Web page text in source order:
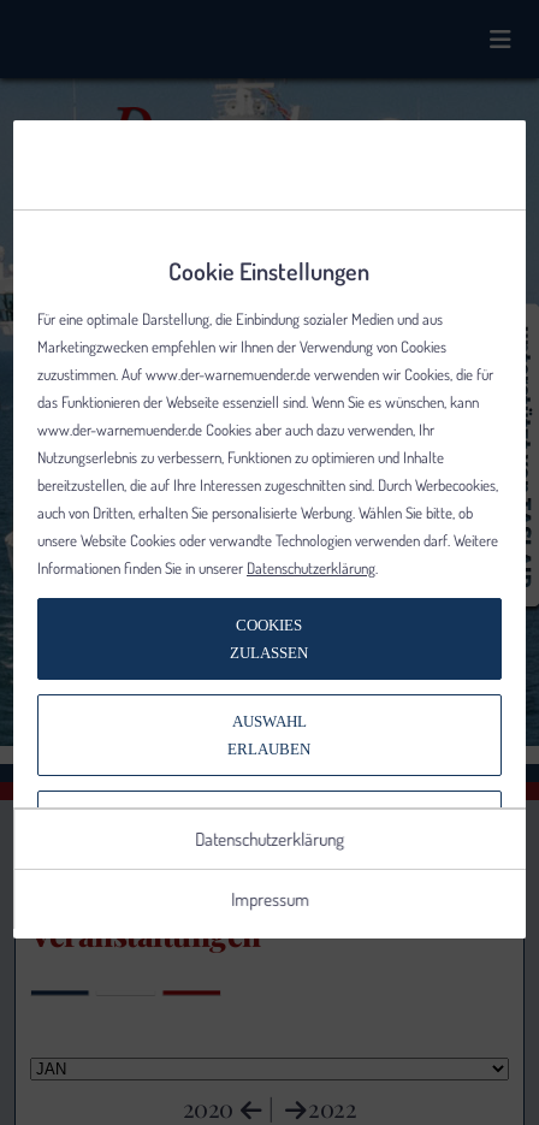
Veranstaltungen
2020 | 2022
Cookie Einstellungen
Für eine optimale Darstellung, die Einbindung sozialer Medien und aus
Marketingzwecken empfehlen wir Ihnen der Verwendung von Cookies
zuzustimmen. Auf www.der-warnemuender.de verwenden wir Cookies, die für
das Funktionieren der Webseite essenziell sind. Wenn Sie es wünschen, kann
www.der-warnemuender.de Cookies aber auch dazu verwenden, Ihr
Nutzungserlebnis zu verbessern, Funktionen zu optimieren und Inhalte
bereitzustellen, die auf Ihre Interessen zugeschnitten sind. Durch Werbecookies,
auch von Dritten, erhalten Sie personalisierte Werbung. Wählen Sie bitte, ob
unsere Website Cookies oder verwandte Technologien verwenden darf. Weitere
Informationen finden Sie in unserer Datenschutzerklärung
COOKIES
ZULASSEN
AUSWAHL
ERLAUBEN
VERWENDEN
Datenschutzerklärung
Impressum